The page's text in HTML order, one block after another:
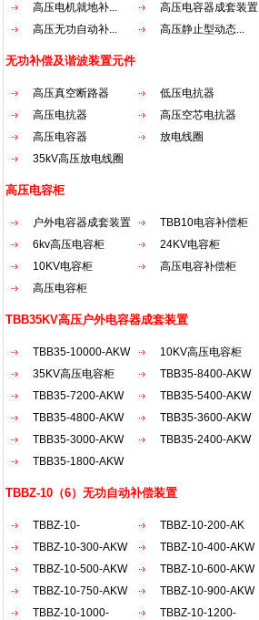
高压电机就地补...
高压电容器成套装置
高压无功自动补...
高压静止型动态...
无功补偿及谐波装置元件
高压真空断路器
低压电抗器
高压电抗器
高压空芯电抗器
高压电容器
放电线圈
35kV高压放电线圈
高压电容柜
户外电容器成套装置
TBB10电容补偿柜
6kv高压电容柜
24KV电容柜
10KV电容柜
高压电容补偿柜
高压电容柜
TBB35KV高压户外电容器成套装置
TBB35-10000-AKW
10KV高压电容柜
35KV高压电容柜
TBB35-8400-AKW
TBB35-7200-AKW
TBB35-5400-AKW
TBB35-4800-AKW
TBB35-3600-AKW
TBB35-3000-AKW
TBB35-2400-AKW
TBB35-1800-AKW
TBBZ-10（6）无功自动补偿装置
TBBZ-10-
2100（30...
TBBZ-10-200-AK
TBBZ-10-300-AKW
TBBZ-10-400-AKW
TBBZ-10-500-AKW
TBBZ-10-600-AKW
TBBZ-10-750-AKW
TBBZ-10-900-AKW
TBBZ-10-1000-
TBBZ-10-1200-